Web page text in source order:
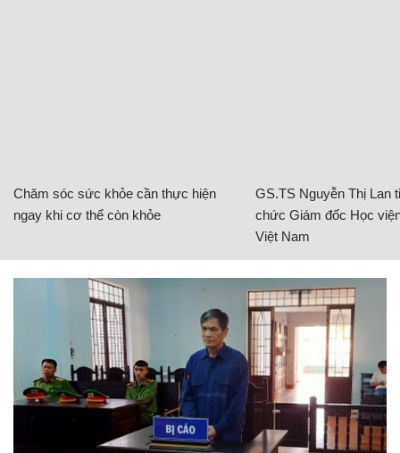
Chăm sóc sức khỏe cần thực hiện
ngay khi cơ thể còn khỏe
GS.TS Nguyễn Thị Lan
chức Giám đốc Học
Việt Nam